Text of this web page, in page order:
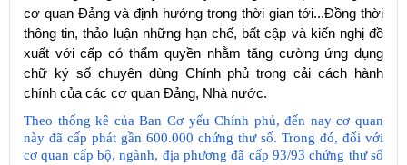
cơ quan Đảng và định hướng trong thời gian tới...Đồng thời
thông tin, thảo luận những hạn chế, bất cập và kiến nghị đề
xuất với cấp có thẩm quyền nhằm tăng cường ứng dụng
chữ ký số chuyên dùng Chính phủ trong cải cách hành
chính của các cơ quan Đảng, Nhà nước.
Theo thống kê của Ban Cơ yếu Chính phủ, đến nay cơ quan
này đã cấp phát gần 600.000 chứng thư số. Trong đó, đối với
cơ quan cấp bộ, ngành, địa phương đã cấp 93/93 chứng thư số